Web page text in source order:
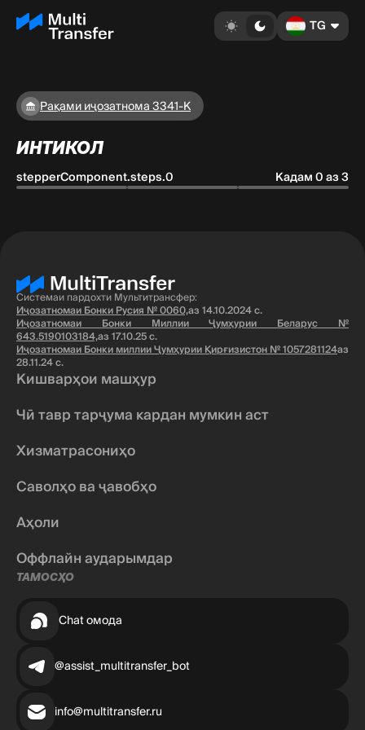
TG
Рақами иҷозатнома 3341-K
ИНТИКОЛ
stepperComponent.steps.0 Кадам 0 аз 3
Системаи пардохти Мультитрансфер:
Иҷозатномаи Бонки Русия № 0060,аз 14.10.2024 с.
Иҷозатномаи Бонки Миллии Ҷумҳурии Беларус №
643.5190103184,аз 17.10.25 с.
Иҷозатномаи Бонки миллии Ҷумҳурии Қирғизистон № 1057281124аз
28.11.24 с.
Кишварҳои машҳур
Чӣ тавр тарҷума кардан мумкин аст
Хизматрасониҳо
Саволҳо ва ҷавобҳо
Аҳоли
Оффлайн аударымдар
ТАМОСҲО
Chat омода
@assist_multitransfer_bot
info@multitransfer.ru